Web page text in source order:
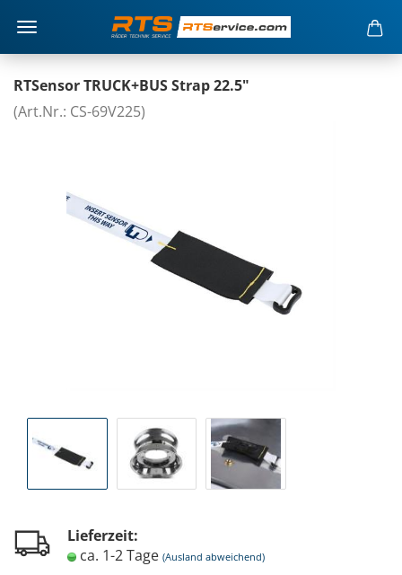
RTSensor TRUCK+BUS Strap 22.5"
(Art.Nr.: CS-69V225)
Lieferzeit:
ca. 1-2 Tage (Ausland abweichend)